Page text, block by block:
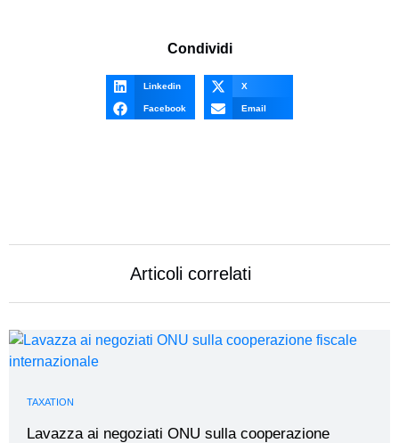
Condividi
Linkedin X
Facebook Email
Articoli correlati
TAXATION
Lavazza ai negoziati ONU sulla cooperazione